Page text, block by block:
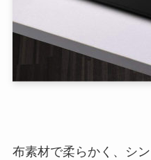
布素材で柔らかく、シ